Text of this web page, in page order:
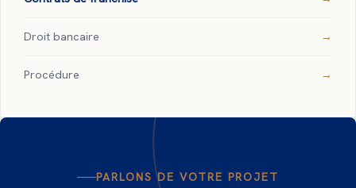
Droit bancaire
Procédure
PARLONS DE VOTRE PROJET